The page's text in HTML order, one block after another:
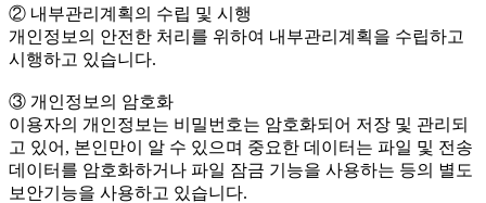
② 내부관리계획의 수립 및 시행
개인정보의 안전한 처리를 위하여 내부관리계획을 수립하고
시행하고 있습니다.
③ 개인정보의 암호화
이용자의 개인정보는 비밀번호는 암호화되어 저장 및 관리되
고 있어, 본인만이 알 수 있으며 중요한 데이터는 파일 및 전송
데이터를 암호화하거나 파일 잠금 기능을 사용하는 등의 별도
보안기능을 사용하고 있습니다.